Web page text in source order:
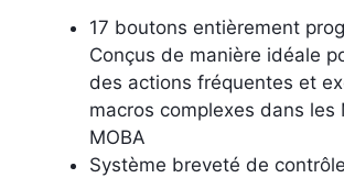
17 boutons entièrement
Conçus de manière idéale
des actions fréquentes et
macros complexes dans les
MOBA
Système breveté de